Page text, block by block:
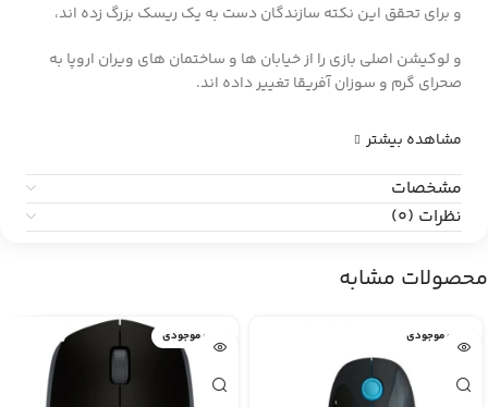
و برای تحقق این نکته سازندگان دست به یک ریسک بزرگ زده اند،
و لوکیشن اصلی بازی را از خیابان ها و ساختمان های ویران اروپا به
صحرای گرم و سوزان آفریقا تغییر داده اند.
مشاهده بیشتر
مشخصات
نظرات (0)
محصولات مشابه
اتمام موجودی اتمام موجودی